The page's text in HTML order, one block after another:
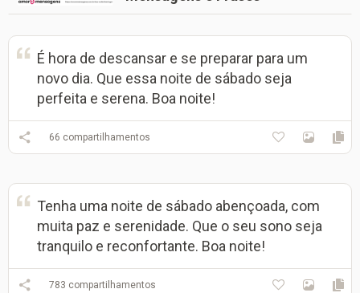
É hora de descansar e se preparar para um
novo dia. Que essa noite de sábado seja
perfeita e serena. Boa noite!
66 compartilhamentos
Tenha uma noite de sábado abençoada, com
muita paz e serenidade. Que o seu sono seja
tranquilo e reconfortante. Boa noite!
783 compartilhamentos